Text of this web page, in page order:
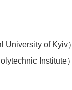
of Kyiv）
Institute）